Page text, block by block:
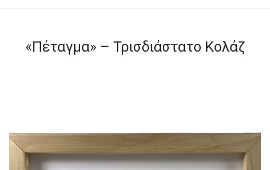
«Πέταγμα» – Τρισδιάστατο Κολάζ